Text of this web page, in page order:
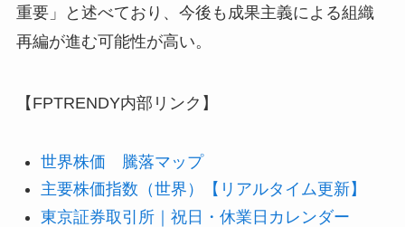
重要」と述べており、今後も成果主義による組織
再編が進む可能性が高い。
【FPTRENDY内部リンク】
世界株価 騰落マップ
主要株価指数（世界）【リアルタイム更新】
東京証券取引所｜祝日・休業日カレンダー